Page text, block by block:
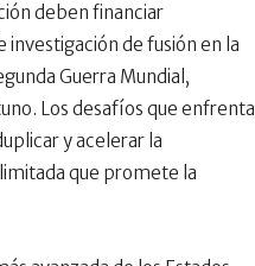
deben financiar
de fusión en la
Guerra Mundial,
Los desafíos que enfrenta
y acelerar la
que promete la